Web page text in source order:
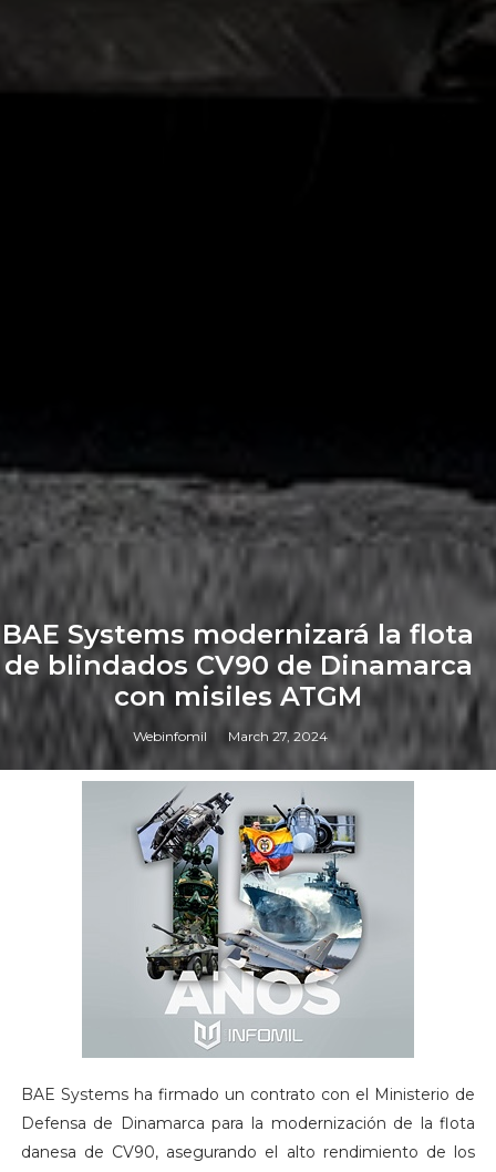
BAE Systems modernizará la flota
de blindados CV90 de Dinamarca
con misiles ATGM
Webinfomil March 27, 2024
BAE Systems ha firmado un contrato con el Ministerio de
Defensa de Dinamarca para la modernización de la flota
danesa de CV90, asegurando el alto rendimiento de los